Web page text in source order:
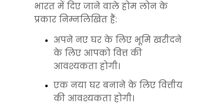
भारत में दिए जाने वाले होम लोन के
प्रकार निम्नलिखित हैं:
अपने नए घर के लिए भूमि खरीदने
के लिए आपको वित्त की
आवश्यकता होगी।
एक नया घर बनाने के लिए वित्तीय
की आवश्यकता होगी।